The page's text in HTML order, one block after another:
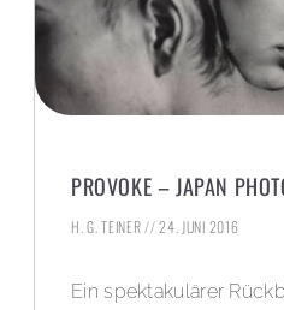
PROVOKE – JAPAN
H. G. TEINER 24. JUNI 2016
Ein spektakulärer